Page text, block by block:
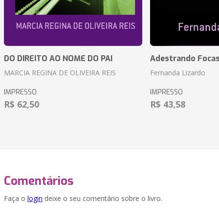
DO DIREITO AO NOME DO PAI
MARCIA REGINA DE OLIVEIRA REIS
IMPRESSO
R$ 62,50
Adestrando
Fernanda Lizardo
IMPRESSO
R$ 43,58
Comentários
Faça o login deixe o seu comentário sobre o livro.